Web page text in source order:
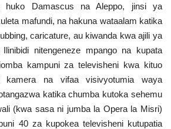
huko Damascus na Aleppo, jinsi ya
mafundi, na hakuna wataalam katika
caricature, au kiwanda kwa ajili ya
nitengeneze mpango na kupata
kampuni za televisheni kwa kituo
kamera na vifaa visivyotumia waya
katika chumba kutoka sehemu
(kwa sasa ni jumba la Opera la Misri)
40 za kupokea televisheni kutupatia